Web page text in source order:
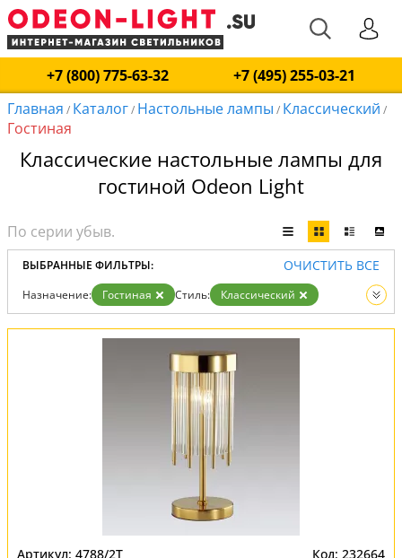
+7 (800) 775-63-32
+7 (495) 255-03-21
Главная / Каталог/ Настольные лампы / Классический /
Гостиная
Классические настольные лампы для
гостиной Odeon Light
ВЫБРАННЫЕ ФИЛЬТРЫ: ОЧИСТИТЬ ВСЕ
Назначение: Гостиная Стиль:
Классический
Вид:
Настольные лампы
4788/2T 232664